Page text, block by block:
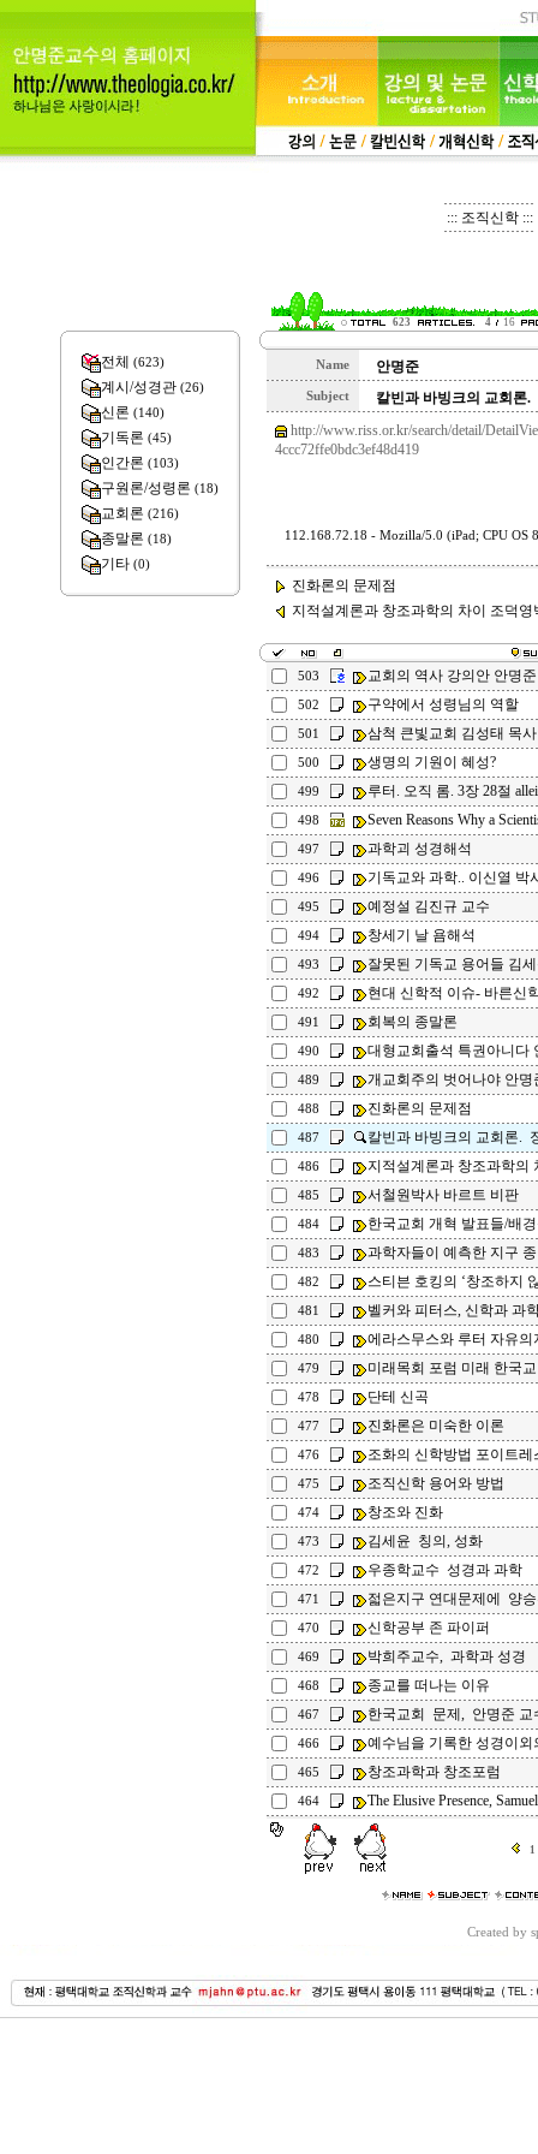
::: 조직신학 :::
623 4 16
전체 (623)
계시/성경관 (26)
신론 (140)
기독론 (45)
인간론 (103)
구원론/성령론 (18)
교회론 (216)
종말론 (18)
기타 (0)
Name 안명준
Subject
칼빈과 바빙크의 교회론.
http://www.riss.or.kr/search/detail/
4ccc72ffe0bdc3ef48d419
112.168.72.18 - Mozilla/5.0 (iPad; CPU
진화론의 문제점
지적설계론과 창조과학의 차이 조덕영
503 교회의 역사 강의안 안명준
502 구약에서 성령님의 역할
501 삼척 큰빛교회 김성태 목사
500 생명의 기원이 혜성?
499 루터. 오직 롬. 3장 28절
498 Seven Reasons Why a
497 과학괴 성경해석
496 기독교와 과학.. 이신열 박
495 예정설 김진규 교수
494 창세기 날 욤해석
493 잘못된 기독교 용어들 김
492 현대 신학적 이슈- 바른신
491 회복의 종말론
490 대형교회출석 특권아니다
489 개교회주의 벗어나야 안명
488 진화론의 문제점
487 칼빈과 바빙크의 교회론.
486 지적설계론과 창조과학의
485 서철원박사 바르트 비판
484 한국교회 개혁 발표들/배
483 과학자들이 예측한 지구
482 스티븐 호킹의 ‘창조하지
481 벨커와 피터스, 신학과 과
480 에라스무스와 루터 자유의
479 미래목회 포럼 미래 한국
478 단테 신곡
477 진화론은 미숙한 이론
476 조화의 신학방법 포이트레
475 조직신학 용어와 방법
474 창조와 진화
473 김세윤 칭의, 성화
472 우종학교수 성경과 과학
471 젋은지구 연대문제에 양
470 신학공부 존 파이퍼
469 박희주교수, 과학과 성경
468 종교를 떠나는 이유
467 한국교회 문제, 안명준 교
466 예수님을 기록한 성경이외
465 창조과학과 창조포럼
464 The Elusive Presence,
1
Created by